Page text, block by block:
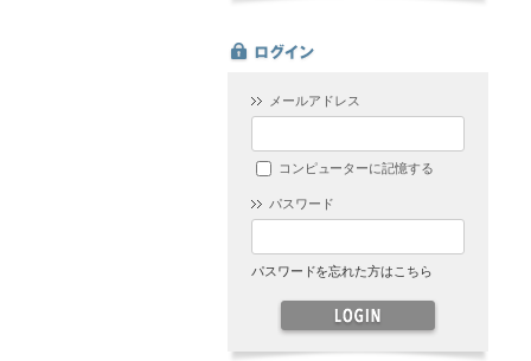
メールアドレス
コンピューターに記憶する
パスワード
パスワードを忘れた方はこちら